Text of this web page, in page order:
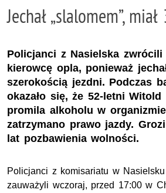
Jechał „slalomem”,
Policjanci z Nasielska zwrócili
kierowcę opla, ponieważ
szerokością jezdni. Podczas
okazało się, że 52-letni Witold
promila alkoholu w
zatrzymano prawo jazdy.
lat pozbawienia wolności.
Policjanci z komisariatu w
zauważyli wczoraj, przed 17:00 w